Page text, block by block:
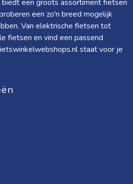
een groots assortiment fietsen
een zo'n breed mogelijk
Van elektrische fietsen tot
fietsen en vind een passend
staat voor je